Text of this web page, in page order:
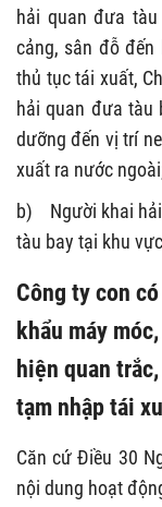
hải quan đưa
cảng, sân đỗ
thủ tục tái xuất,
hải quan đưa tàu
dưỡng đến vị trí
xuất ra nước
b) Người khai hải
tàu bay tại khu
Công ty con
khẩu máy
hiện quan
tạm nhập tái
Căn cứ Điều 30
nội dung hoạt